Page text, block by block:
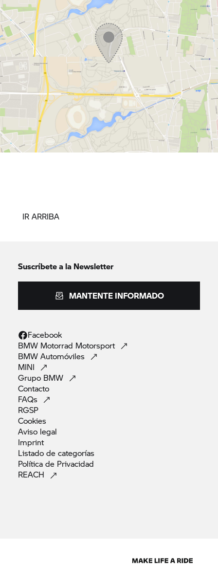
IR ARRIBA
Suscríbete a la Newsletter
MANTENTE INFORMADO
Facebook
BMW Motorrad Motorsport
BMWAutomóviles
MINI
Grupo BMW
Contacto
FAQs
RGSP
Cookies
Aviso legal
Imprint
Listado decategorías
Política de Privacidad
REACH